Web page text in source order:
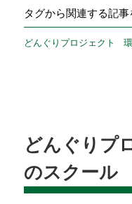
タグから関連する記事
どんぐりプロジェクト
どんぐりプ
のスクール